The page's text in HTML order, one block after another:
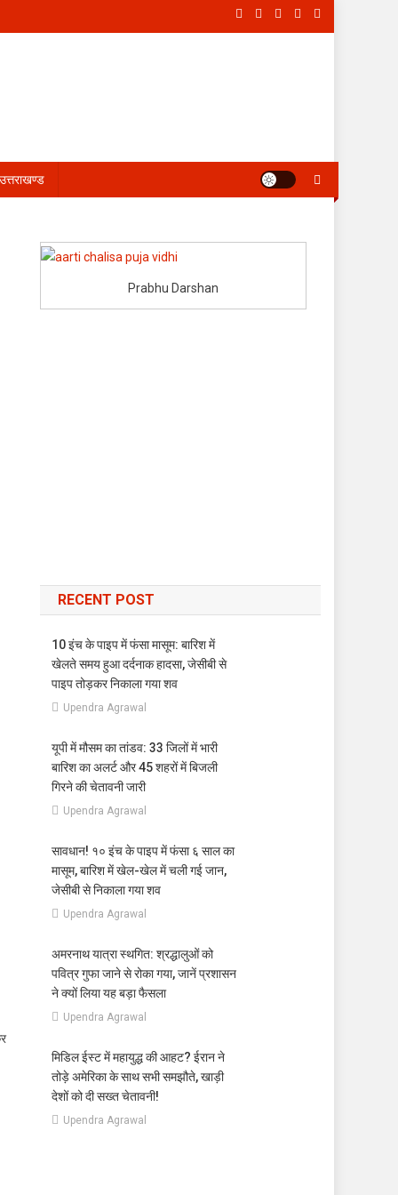
उत्तराखण्ड
Prabhu Darshan
RECENT POST
10 इंच के पाइप में फंसा मासूम: बारिश में
खेलते समय हुआ दर्दनाक हादसा, जेसीबी से
पाइप तोड़कर निकाला गया शव
Upendra Agrawal
यूपी में मौसम का तांडव: 33 जिलों में भारी
बारिश का अलर्ट और 45 शहरों में बिजली
गिरने की चेतावनी जारी
Upendra Agrawal
सावधान! १० इंच के पाइप में फंसा ६ साल का
मासूम, बारिश में खेल-खेल में चली गई जान,
जेसीबी से निकाला गया शव
Upendra Agrawal
अमरनाथ यात्रा स्थगित: श्रद्धालुओं को
पवित्र गुफा जाने से रोका गया, जानें प्रशासन
ने क्यों लिया यह बड़ा फैसला
Upendra Agrawal
मिडिल ईस्ट में महायुद्ध की आहट? ईरान ने
तोड़े अमेरिका के साथ सभी समझौते, खाड़ी
देशों को दी सख्त चेतावनी!
Upendra Agrawal